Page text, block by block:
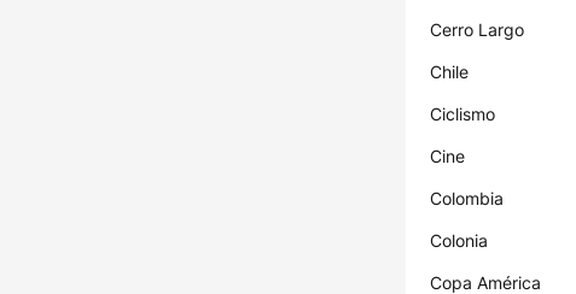
Cerro Largo
Chile
Ciclismo
Cine
Colombia
Colonia
Copa América